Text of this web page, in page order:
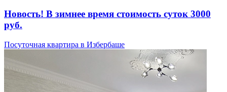
Новость! В зимнее время стоимость суток 3000
руб.
Посуточная квартира в Избербаше